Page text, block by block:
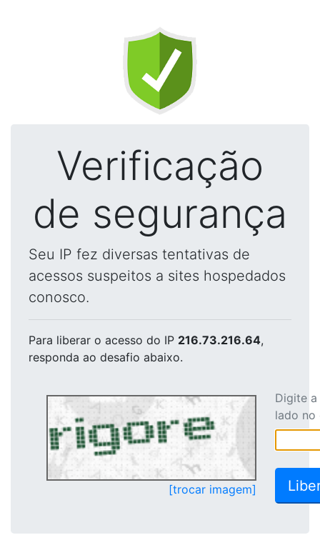
Verificação
de segurança
Seu IP fez diversas tentativas de
acessos suspeitos a sites hospedados
conosco.
Para liberar o acesso do IP 216.73.216.64,
responda ao desafio abaixo.
[trocar imagem]
Digite
lado no